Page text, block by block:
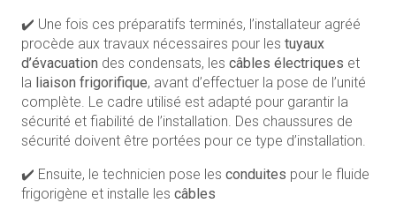
✔️ Une fois ces préparatifs terminés, l’installateur agréé
procède aux travaux nécessaires pour les tuyaux
d’évacuation des condensats, les câbles électriques et
la liaison frigorifique, avant d’effectuer la pose de l’unité
complète. Le cadre utilisé est adapté pour garantir la
sécurité et fiabilité de l’installation. Des chaussures de
sécurité doivent être portées pour ce type d’installation.
✔️ Ensuite, le technicien pose les conduites pour le fluide
frigorigène et installe les câbles